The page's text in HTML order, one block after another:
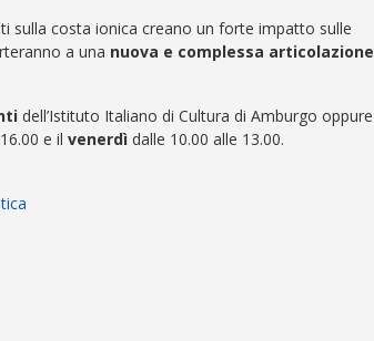
sulla costa ionica creano un forte impatto sulle
a una nuova e complessa articolazione
dell’Istituto Italiano di Cultura di Amburgo oppure
e il venerdì dalle 10.00 alle 13.00.